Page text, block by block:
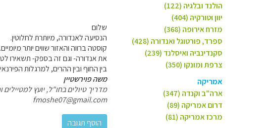
הולנד ובלגיה (122)
יוון וטורקיה (404)
מזרח אירופה (368)
ספרד, פורטוגל ואנדורה (428)
סקנדינביה ואיסלנד (239)
צרפת ומונקו (350)
אמריקה
ארה"ב וקנדה (347)
דרום אמריקה (89)
מרכז אמריקה (81)
שלום
הנסיעה לאנדורה, מיותרת לחלוטין.
קוסטה ברווה והאזור שווים יותר מיומיים.
את אנדורה- וגם זה בספק- תשאירו
בין החוף ובין ההרים, למרגלות הפירנאים, ישנם
משה פוירשטיין
מדריך טיולים בחו"ל, יועץ למטיילים
fmoshe07@gmail.com